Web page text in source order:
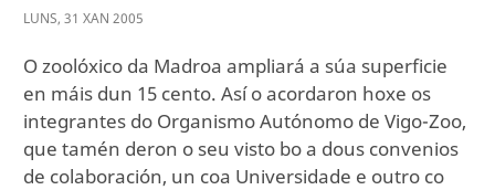
LUNS, 31 XAN 2005
O zoolóxico da Madroa ampliará a súa superficie
en máis dun 15 cento. Así o acordaron hoxe os
integrantes do Organismo Autónomo de Vigo-Zoo,
que tamén deron o seu visto bo a dous convenios
de colaboración, un coa Universidade e outro co